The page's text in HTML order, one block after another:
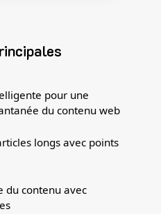
pour une
du contenu web
longs avec points
du contenu avec